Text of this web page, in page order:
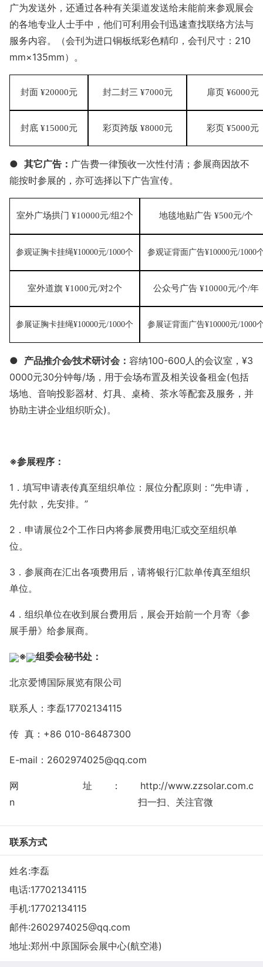
广为发送外，还通过各种有关渠道发送给未能前来参观展会
的各地专业人士手中，他们可利用会刊迅速查找联络方法与
服务内容。（会刊为进口铜板纸彩色精印，会刊尺寸：210
mm×135mm）。
封面 ¥20000元 封二封三 ¥7000元 扉页 ¥6000元
封底 ¥15000元 彩页跨版 ¥8000元 彩页¥5000元
● 其它广告： 广告费一律预收一次性付清；参展商因故不
能按时参展的，亦可选择以下广告宣传。
室外广场拱门 ¥10000元/组2个 地毯地贴广告 ¥500元/个
参观证胸卡挂绳¥10000元/1000个 参观证背面广告¥10000元/1000
室外道旗 ¥1000元/对2个 公众号广告 ¥10000元/个/年
参展证胸卡挂绳¥10000元/1000个 参展证背面广告¥10000元/1000
● 产品推介会∕技术研讨会： 容纳100-600人的会议室，¥3
0000元30分钟每/场，用于会场布置及相关设备租金(包括
场地、音响投影器材、灯具、桌椅、茶水等配套及服务 ，并
协助主讲企业组织听众)。
※参展程序：
1 ．填写申请表传真至组织单位：展位分配原则： “先申请，
先付款，先安排。 ”
2 ．申请展位2个工作日内将参展费用电汇或交至组织单
位。
3 ．参展商在汇出各项费用后，请将银行汇款单传真至组织
单位。
4 ．组织单位在收到展台费用后，展会开始前一个月寄《参
展手册》给参展商。
※ 组委会秘书处：
北京爱博国际展览有限公司
联系人：李磊17702134115
传 真： +86 010-86487300
E-mail：2602974025@qq.com
网 址： http://www.zzsolar.com.c
n 扫一扫、关注官微
联系方式
姓名:李磊
电话:17702134115
手机:17702134115
邮件:2602974025@qq.com
地址:郑州·中原国际会展中心(航空港)